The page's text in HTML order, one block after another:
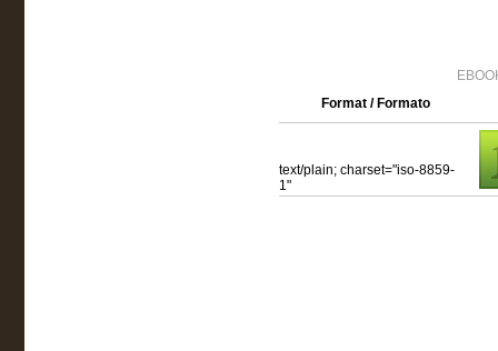
Format / Formato
text/plain; charset="iso-8859-
1"